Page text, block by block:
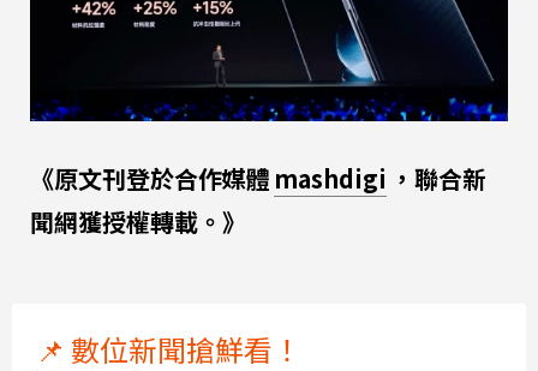
《原文刊登於合作媒體 mashdigi ，聯合新
聞網獲授權轉載。》
📌 數位新聞搶鮮看！